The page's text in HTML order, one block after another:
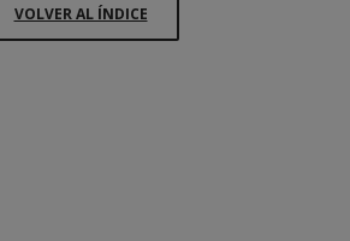
VOLVER AL ÍNDICE